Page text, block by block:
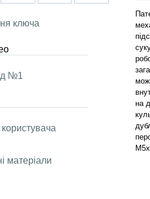
ключа
№1
користувача
матеріали
на